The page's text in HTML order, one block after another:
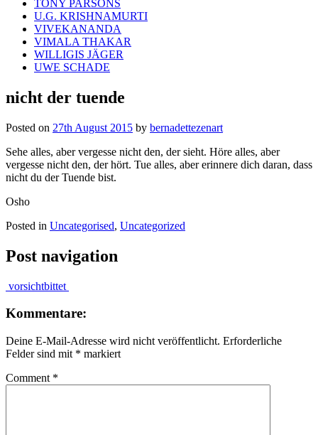
TONY PARSONS
U.G. KRISHNAMURTI
VIVEKANANDA
VIMALA THAKAR
WILLIGIS JÄGER
UWE SCHADE
nicht der tuende
Posted on 27th August 2015 by bernadettezenart
Sehe alles, aber vergesse nicht den, der sieht. Höre alles, aber
vergesse nicht den, der hört. Tue alles, aber erinnere dich daran, dass
nicht du der Tuende bist.
Osho
Posted in Uncategorised, Uncategorized
Post navigation
vorsichtbittet
Kommentare:
Deine E-Mail-Adresse wird nicht veröffentlicht. Erforderliche
Felder sind mit * markiert
Comment *